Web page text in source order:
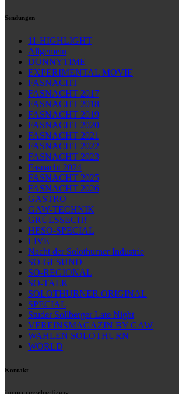
Sendungen
11-HIGHLIGHT
Allgemein
DONNYTIME
EXPERIMENTAL MOVIE
FASNACHT
FASNACHT 2017
FASNACHT 2018
FASNACHT 2019
FASNACHT 2020
FASNACHT 2021
FASNACHT 2022
FASNACHT 2023
Fasnacht 2024
FASNACHT 2025
FASNACHT 2026
GASTRO
GAW-TECHNIK
GRÜESSECH!
HESO-SPECIAL
LIVE
Nacht der Solothurner Industrie
SO-GESUND
SO-REGIONAL
SO-TALK
SOLOTHURNER ORIGINAL
SPECIAL
Studer Sollberger Late Night
VEREINSMAGAZIN BY GAW
WAHLEN SOLOTHURN
WORLD
Kontakt